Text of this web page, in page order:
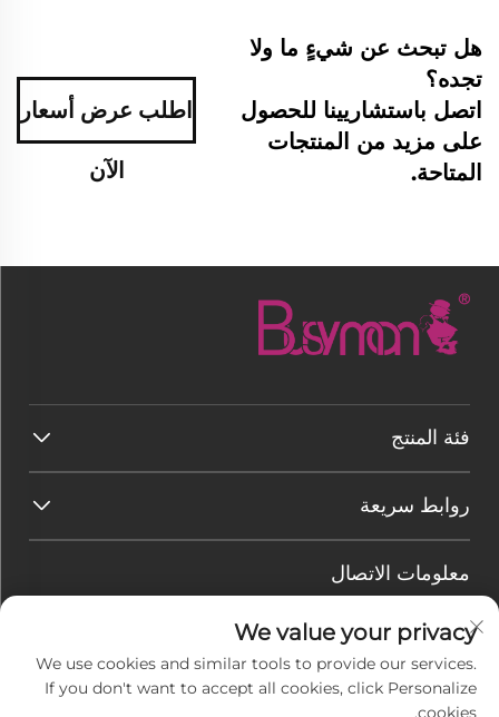
هل تبحث عن شيءٍ ما ولا
تجده؟
اتصل باستشاريينا للحصول
على مزيد من المنتجات
المتاحة.
اطلب عرض أسعار
الآن
فئة المنتج
روابط سريعة
معلومات الاتصال
البريد الإلكتروني:
هاتف:+86-177 7875 6567
Office add : رقم 128-8 طريق تاي هانغ شان، منطقة
We value your privacy
We use cookies and similar tools to provide our services.
If you don't want to accept all cookies, click Personalize
cookies.